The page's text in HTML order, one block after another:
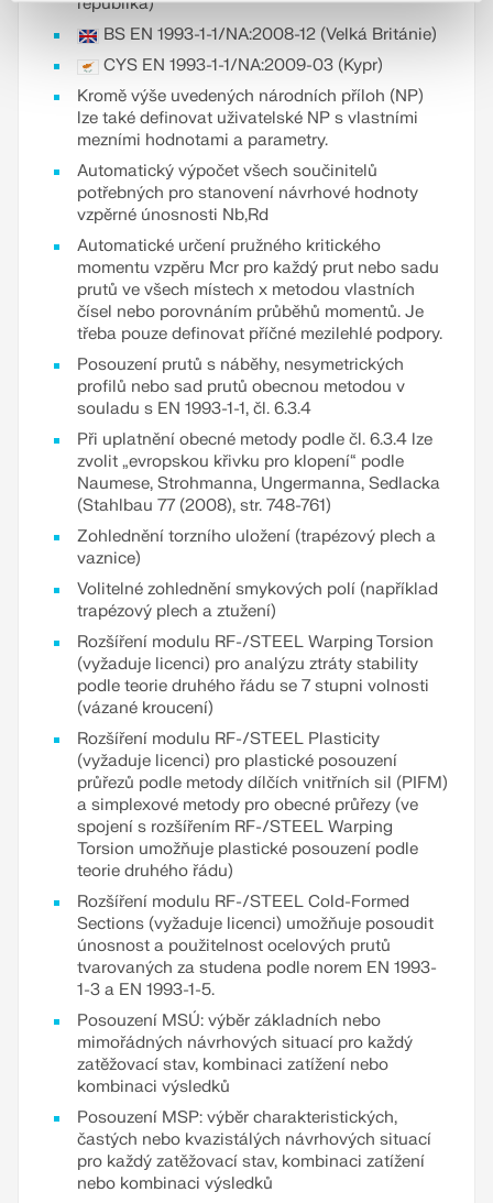
republika)
BS EN 1993-1-1/NA:2008-12 (Velká Británie)
CYS EN 1993-1-1/NA:2009-03 (Kypr)
Kromě výše uvedených národních příloh (NP)
lze také definovat uživatelské NP s vlastními
mezními hodnotami a parametry.
Automatický výpočet všech součinitelů
potřebných pro stanovení návrhové hodnoty
vzpěrné únosnosti Nb,Rd
Automatické určení pružného kritického
momentu vzpěru Mcr pro každý prut nebo sadu
prutů ve všech místech x metodou vlastních
čísel nebo porovnáním průběhů momentů. Je
třeba pouze definovat příčné mezilehlé podpory.
Posouzení prutů s náběhy, nesymetrických
profilů nebo sad prutů obecnou metodou v
souladu s EN 1993-1-1, čl. 6.3.4
Při uplatnění obecné metody podle čl. 6.3.4 lze
zvolit „evropskou křivku pro klopení“ podle
Naumese, Strohmanna, Ungermanna, Sedlacka
(Stahlbau 77 (2008), str. 748-761)
Zohlednění torzního uložení (trapézový plech a
vaznice)
Volitelné zohlednění smykových polí (například
trapézový plech a ztužení)
Rozšíření modulu RF-/STEEL Warping Torsion
(vyžaduje licenci) pro analýzu ztráty stability
podle teorie druhého řádu se 7 stupni volnosti
(vázané kroucení)
Rozšíření modulu RF-/STEEL Plasticity
(vyžaduje licenci) pro plastické posouzení
průřezů podle metody dílčích vnitřních sil (PIFM)
a simplexové metody pro obecné průřezy (ve
spojení s rozšířením RF-/STEEL Warping
Torsion umožňuje plastické posouzení podle
teorie druhého řádu)
Rozšíření modulu RF-/STEEL Cold-Formed
Sections (vyžaduje licenci) umožňuje posoudit
únosnost a použitelnost ocelových prutů
tvarovaných za studena podle norem EN 1993-
1-3 a EN 1993-1-5.
Posouzení MSÚ: výběr základních nebo
mimořádných návrhových situací pro každý
zatěžovací stav, kombinaci zatížení nebo
kombinaci výsledků
Posouzení MSP: výběr charakteristických,
častých nebo kvazistálých návrhových situací
pro každý zatěžovací stav, kombinaci zatížení
nebo kombinaci výsledků